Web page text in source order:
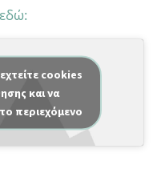
cookies
και να
περιεχόμενο